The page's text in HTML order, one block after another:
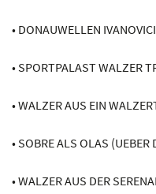
• DONAUWELLEN
• SPORTPALAST WALZER
• WALZER AUS EIN
• SOBRE ALS OLAS
• WALZER AUS DER